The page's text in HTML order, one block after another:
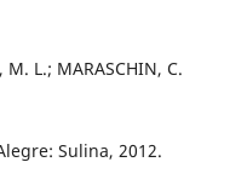
M. L.; MARASCHIN, C.
Sulina, 2012.